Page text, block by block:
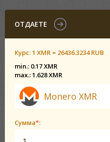
ОТДАЕТЕ
Курс:1 XMR = 26436.3234 RUB
min.: 0.17 XMR
max.: 1.628 XMR
Monero XMR
Сумма*: